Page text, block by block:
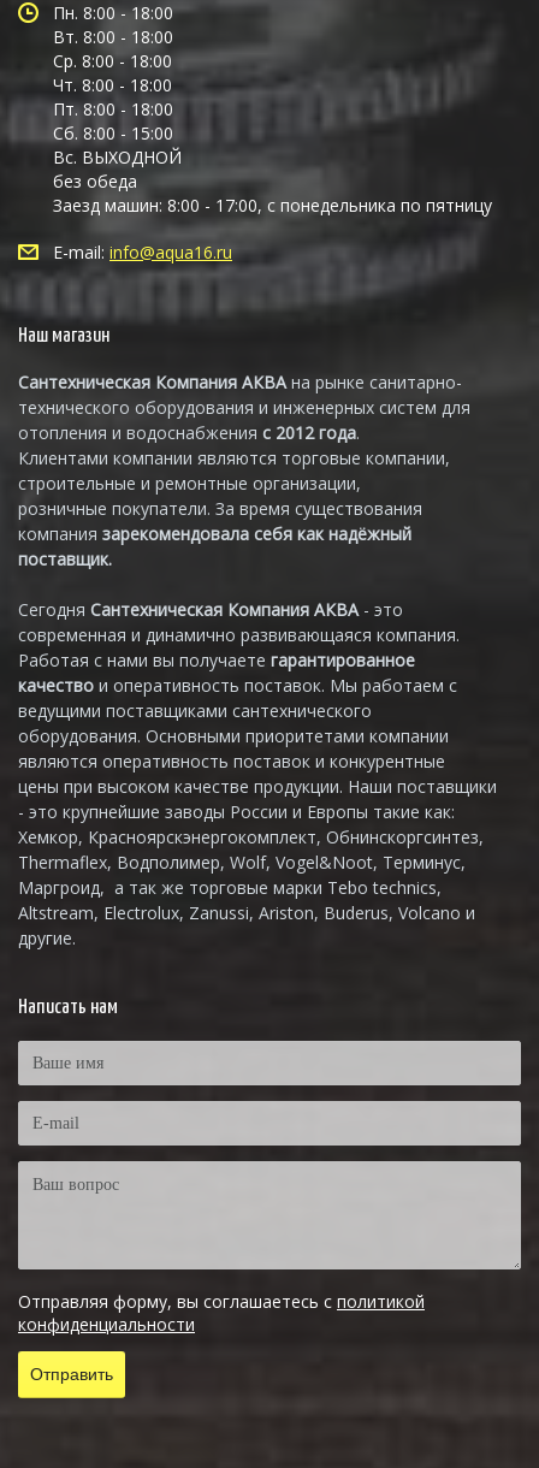
Пн. 8:00 - 18:00
Вт. 8:00 - 18:00
Ср. 8:00 - 18:00
Чт. 8:00 - 18:00
Пт. 8:00 - 18:00
Сб. 8:00 - 15:00
Вс. ВЫХОДНОЙ
без обеда
Заезд машин: 8:00 - 17:00, с понедельника по пятницу
E-mail: info@aqua16.ru
Наш магазин
Сантехническая Компания АКВАна рынке санитарно-
технического оборудования и инженерных систем для
отопления и водоснабжения с 2012 года.
Клиентами компании являются торговые компании,
строительные и ремонтные организации,
розничные покупатели. За время существования
компания зарекомендовала себя как надёжный
поставщик.
Сегодня Сантехническая Компания АКВА - это
современная и динамично развивающаяся компания.
Работая с нами вы получаете гарантированное
качество и оперативность поставок. Мы работаем с
ведущими поставщиками сантехнического
оборудования. Основными приоритетами компании
являются оперативность поставок и конкурентные
цены при высоком качестве продукции. Наши поставщики
- это крупнейшие заводы России и Европы такие как:
Хемкор, Красноярскэнергокомплект, Обнинскоргсинтез,
Thermaflex, Водполимер, Wolf, Vogel&Noot, Терминус,
Маргроид, а так же торговые марки Tebo technics,
Altstream, Electrolux, Zanussi, Ariston, Buderus, Volcano и
другие.
Написать нам
Отправляя форму, вы соглашаетесь с политикой
конфиденциальности